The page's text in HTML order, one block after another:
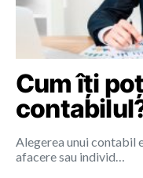
Cum îți
Alegerea unui contabil
afacere sau individ…